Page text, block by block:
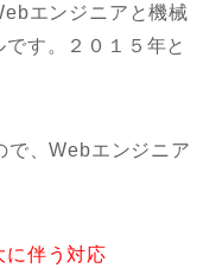
エンジニアと機械
す。２０１５年と
で、Webエンジニア
に伴う対応